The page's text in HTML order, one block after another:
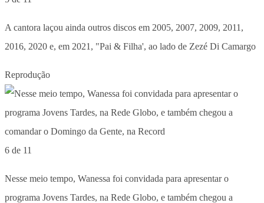
A cantora laçou ainda outros discos em 2005, 2007, 2009, 2011,
2016, 2020 e, em 2021, "Pai & Filha', ao lado de Zezé Di Camargo
Reprodução
6 de 11
Nesse meio tempo, Wanessa foi convidada para apresentar o
programa Jovens Tardes, na Rede Globo, e também chegou a